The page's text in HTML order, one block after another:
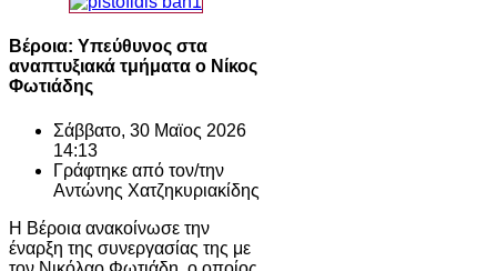
Βέροια: Υπεύθυνος στα
αναπτυξιακά τμήματα ο Νίκος
Φωτιάδης
Σάββατο, 30 Μαϊος 2026
14:13
Γράφτηκε από τον/την
Αντώνης Χατζηκυριακίδης
Η Βέροια ανακοίνωσε την
έναρξη της συνεργασίας της με